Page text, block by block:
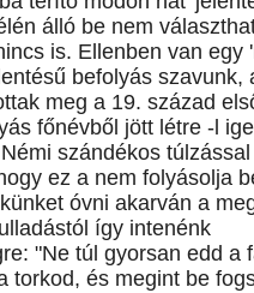
álló be nem
is. Ellenben van egy
befolyás szavunk,
meg a 19. század
főnévből jött létre -l
szándékos
ez a nem folyásolja
óvni akarván a
így intenénk
"Ne túl gyorsan edd a
torkod, és megint be